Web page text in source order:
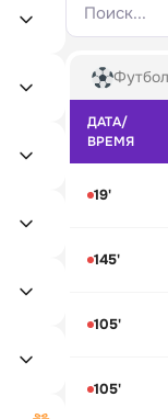
Поиск...
Футбол
ДАТА/
ВРЕМЯ
19'
145'
105'
105'